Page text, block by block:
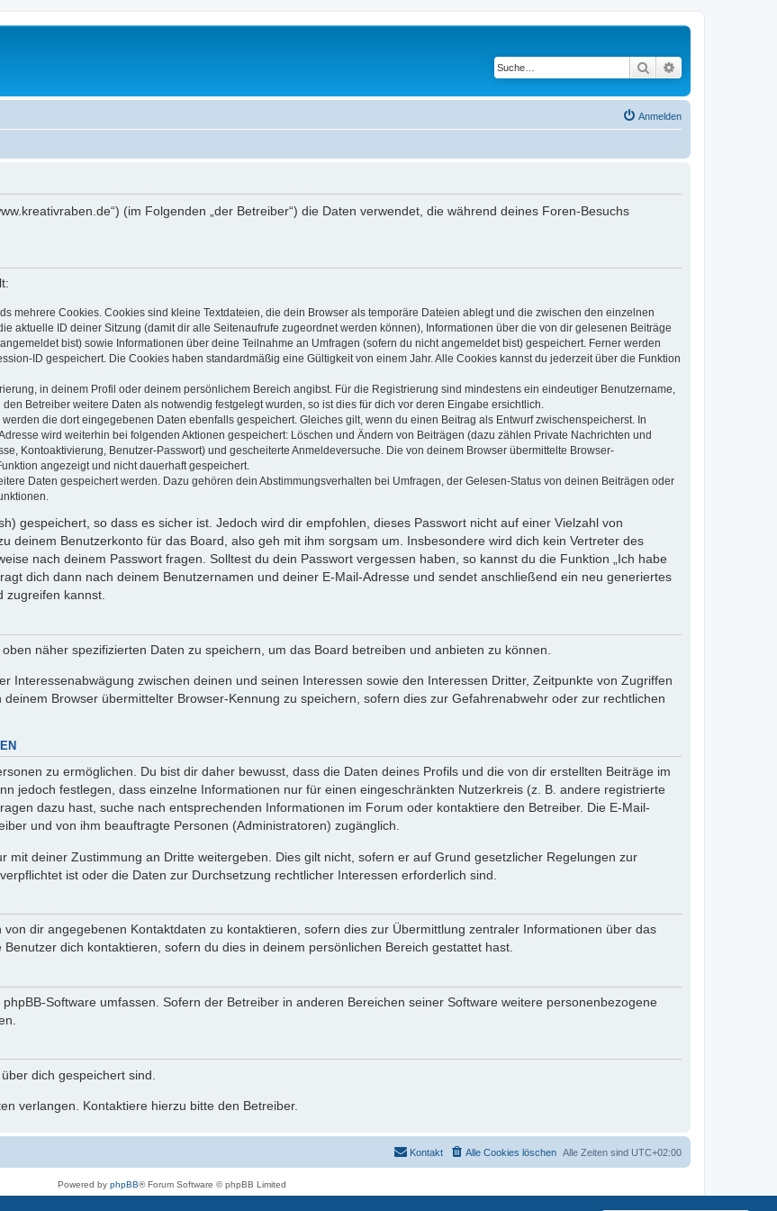
Suche
Anmelden
(im Folgenden „der Betreiber“) die Daten verwendet, die während deines Foren-Besuchs
mehrere Cookies. Cookies sind kleine Textdateien, die dein Browser als temporäre Dateien ablegt und die zwischen den einzelnen
aktuelle ID deiner Sitzung (damit dir alle Seitenaufrufe zugeordnet werden können), Informationen über die von dir gelesenen Beiträge
bist) sowie Informationen über deine Teilnahme an Umfragen (sofern du nicht angemeldet bist) gespeichert. Ferner werden
ID gespeichert. Die Cookies haben standardmäßig eine Gültigkeit von einem Jahr. Alle Cookies kannst du jederzeit über die Funktion
in deinem Profil oder deinem persönlichem Bereich angibst. Für die Registrierung sind mindestens ein eindeutiger Benutzername,
Betreiber weitere Daten als notwendig festgelegt wurden, so ist dies für dich vor deren Eingabe ersichtlich.
die dort eingegebenen Daten ebenfalls gespeichert. Gleiches gilt, wenn du einen Beitrag als Entwurf zwischenspeicherst. In
wird weiterhin bei folgenden Aktionen gespeichert: Löschen und Ändern von Beiträgen (dazu zählen Private Nachrichten und
Kontoaktivierung, Benutzer-Passwort) und gescheiterte Anmeldeversuche. Die von deinem Browser übermittelte Browser-
angezeigt und nicht dauerhaft gespeichert.
Daten gespeichert werden. Dazu gehören dein Abstimmungsverhalten bei Umfragen, der Gelesen-Status von deinen Beiträgen oder
gespeichert, so dass es sicher ist. Jedoch wird dir empfohlen, dieses Passwort nicht auf einer Vielzahl von
deinem Benutzerkonto für das Board, also geh mit ihm sorgsam um. Insbesondere wird dich kein Vertreter des
nach deinem Passwort fragen. Solltest du dein Passwort vergessen haben, so kannst du die Funktion „Ich habe
dich dann nach deinem Benutzernamen und deiner E-Mail-Adresse und sendet anschließend ein neu generiertes
zugreifen kannst.
näher spezifizierten Daten zu speichern, um das Board betreiben und anbieten zu können.
Interessenabwägung zwischen deinen und seinen Interessen sowie den Interessen Dritter, Zeitpunkte von Zugriffen
Browser übermittelter Browser-Kennung zu speichern, sofern dies zur Gefahrenabwehr oder zur rechtlichen
zu ermöglichen. Du bist dir daher bewusst, dass die Daten deines Profils und die von dir erstellten Beiträge im
jedoch festlegen, dass einzelne Informationen nur für einen eingeschränkten Nutzerkreis (z. B. andere registrierte
dazu hast, suche nach entsprechenden Informationen im Forum oder kontaktiere den Betreiber. Die E-Mail-
und von ihm beauftragte Personen (Administratoren) zugänglich.
deiner Zustimmung an Dritte weitergeben. Dies gilt nicht, sofern er auf Grund gesetzlicher Regelungen zur
ist oder die Daten zur Durchsetzung rechtlicher Interessen erforderlich sind.
dir angegebenen Kontaktdaten zu kontaktieren, sofern dies zur Übermittlung zentraler Informationen über das
dich kontaktieren, sofern du dies in deinem persönlichen Bereich gestattet hast.
Software umfassen. Sofern der Betreiber in anderen Bereichen seiner Software weitere personenbezogene
dich gespeichert sind.
verlangen. Kontaktiere hierzu bitte den Betreiber.
Alle Zeiten sind UTC+02:00
Alle Cookies löschen
Kontakt
Powered by phpBB® Forum Software © phpBB Limited